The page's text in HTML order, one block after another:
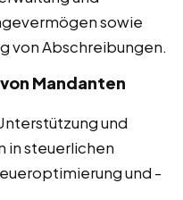
sowie
von Abschreibungen.
Mandanten
und
in steuerlichen
und -